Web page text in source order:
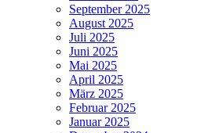
September 2025
August 2025
Juli 2025
Juni 2025
Mai 2025
April 2025
März 2025
Februar 2025
Januar 2025